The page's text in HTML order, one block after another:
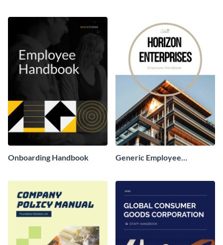
Onboarding Handbook
Generic Employee